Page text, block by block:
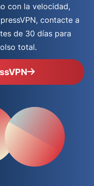
con la velocidad,
contacte a
de 30 días para
total.